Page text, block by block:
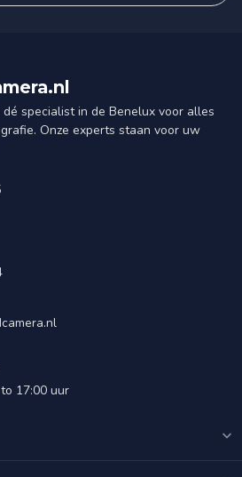
specialist in de Benelux voor alles
Onze experts staan voor uw
17:00 uur